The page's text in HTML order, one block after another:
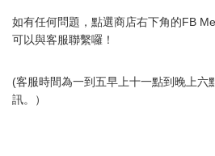
如有任何問題，點選商店右下角的FB
可以與客服聯繫囉！
(客服時間為一到五早上十一點到晚上六
訊。）